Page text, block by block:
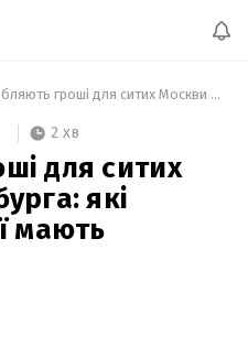
Заробляють гроші для ситих Москви і Петербурга: які протести в Росії мають потенціал
2 хв
для ситих
які
мають